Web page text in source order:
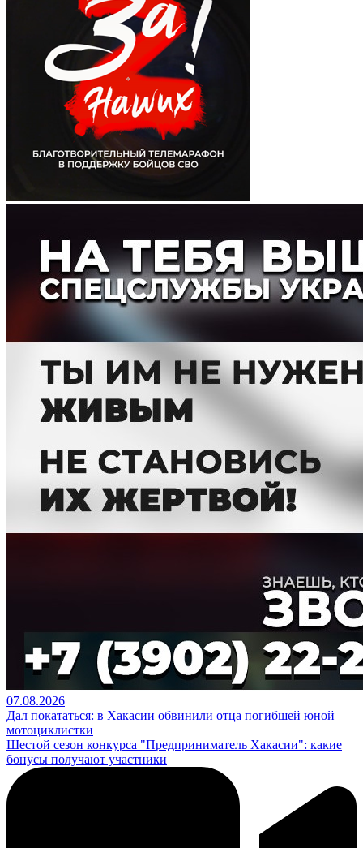
07.08.2026
Дал покататься: в Хакасии обвинили отца погибшей юной
мотоциклистки
Шестой сезон конкурса "Предприниматель Хакасии": какие
бонусы получают участники